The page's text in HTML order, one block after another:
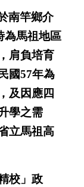
南竿鄉介
為馬祖地區
肩負培育
國57年為
及因應四
學之需
立馬祖高
校」政